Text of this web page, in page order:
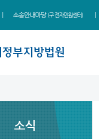
소송안내마당 (구 전자민원센터)
남양주지원
우리법원 주요판결
법률상담안내
사건검색
부조리 신고센터
소식